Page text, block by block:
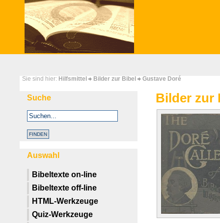
Sie sind hier: Hilfsmittel Bilder zur Bibel Gustave Doré
Bilder zur
Suche
Auswahl
Bibeltexte on-line
Bibeltexte off-line
HTML-Werkzeuge
Quiz-Werkzeuge